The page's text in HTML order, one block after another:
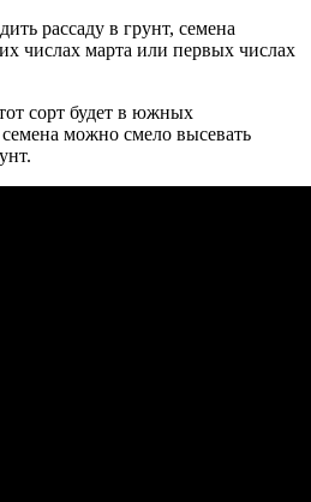
рассаду в грунт, семена
числах марта или первых числах
сорт будет в южных
можно смело высевать